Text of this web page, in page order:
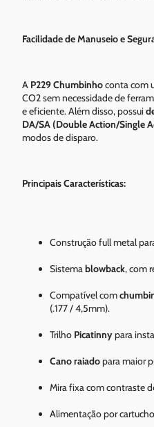
Facilidade de Manuseio e
A P229 Chumbinhoconta com
CO2 sem necessidade de
e eficiente. Além disso, possui
DA/SA (Double Action/Single
modos de disparo.
Principais Características:
Construção full metal
Sistemablowback, com
Compatível com
(.177 / 4,5mm).
Trilho Picatinnypara
Cano raiadopara maior
Mira fixa com contraste
Alimentação por